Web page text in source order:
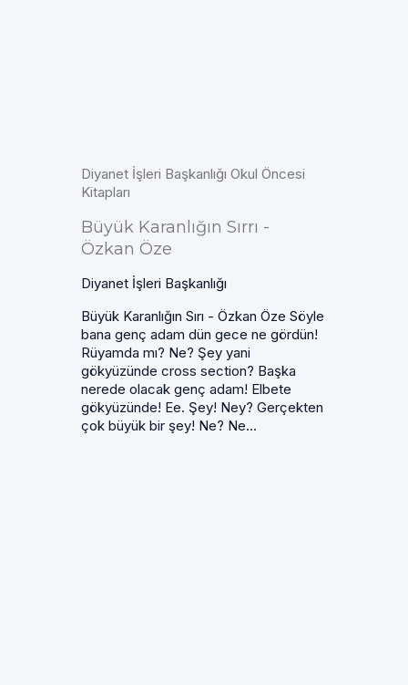
Diyanet İşleri Başkanlığı Okul Öncesi
Kitapları
Büyük Karanlığın Sırrı -
Özkan Öze
Diyanet İşleri Başkanlığı
Büyük Karanlığın Sırı - Özkan Öze Söyle
bana genç adam dün gece ne gördün!
Rüyamda mı? Ne? Şey yani
gökyüzünde cross section? Başka
nerede olacak genç adam! Elbete
gökyüzünde! Ee. Şey! Ney? Gerçekten
çok büyük bir şey! Ne? Ne...